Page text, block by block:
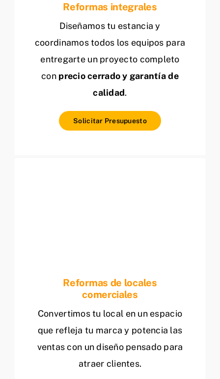
Reformas integrales
Diseñamos tu estancia y
coordinamos todos los equipos para
entregarte un proyecto completo
con precio cerrado y garantía de
calidad.
Solicitar Presupuesto
Reformas de locales
comerciales
Convertimos tu local en un espacio
que refleja tu marca y potencia las
ventas con un diseño pensado para
atraer clientes.